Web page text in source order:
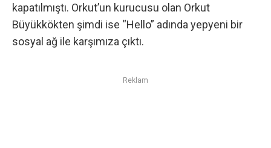
kapatılmıştı. Orkut’un kurucusu olan Orkut
Büyükkökten şimdi ise “Hello” adında yepyeni bir
sosyal ağ ile karşımıza çıktı.
Reklam